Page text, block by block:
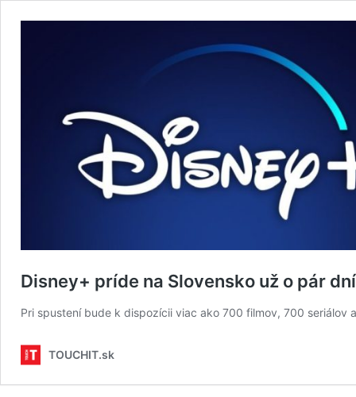
Disney+ príde na Slovensko už o pár
Pri spustení bude k dispozícii viac ako 700 filmov, 700 seriálov
TOUCHIT.sk